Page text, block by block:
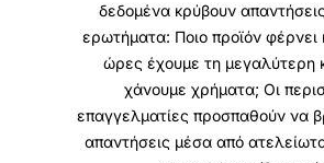
δεδομένα κρύβουν
ερωτήματα: Ποιο προϊόν φέρνει
ώρες έχουμε τη μεγαλύτερη
χάνουμε χρήματα; Οι
επαγγελματίες προσπαθούν να
απαντήσεις μέσα από